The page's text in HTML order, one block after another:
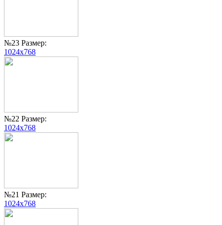
№23 Размер:
1024x768
№22 Размер:
1024x768
№21 Размер:
1024x768